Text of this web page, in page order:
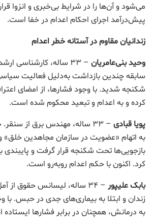
می‌شود و آن‌ها را در شرایط بی‌خبری و انزوا
پیش‌درآمد اجرای احکام اعدام در خفا است.
زندانیان مقاوم در آستانه خطر اعدام
وحید بنی‌عامریان
– ۳۳ ساله، کارشناسی
شکنجه شدید. با وجود فشارها، از امضای
کرده و به اعدام و تبعید محکوم شده است.
پویا قبادی
– ۳۳ ساله، مهندس برق از
به اتهام «عضویت در سازمان مجاهدین
بازجویی‌ها تحت شکنجه قرار گرفت و پایبندی
کرد. اکنون با حکم اعدام روبه‌رو است.
بابک علیپور
– ۳۴ ساله، لیسانس حقوق
زندان و ابتلا به بیماری‌های جدی در حبس.
به درمانش، همچنان در برابر فشارها